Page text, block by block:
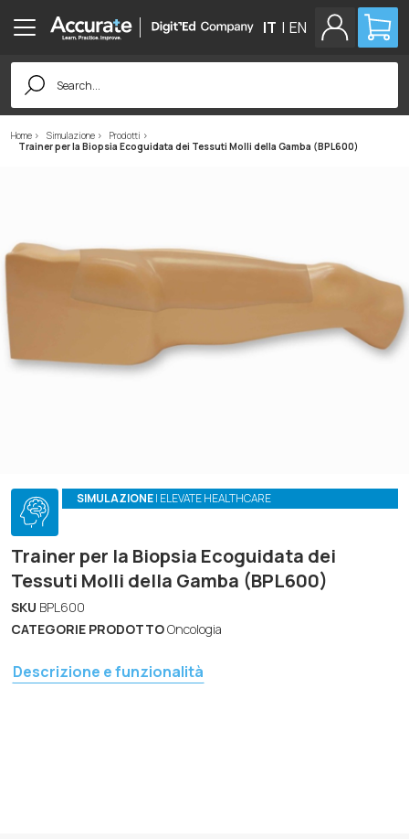
IT | EN
Search
for:
Home Simulazione
Prodotti
Trainer per la Biopsia Ecoguidata dei Tessuti Molli della Gamba (BPL600)
SIMULAZIONE| ELEVATE HEALTHCARE
Trainer per la Biopsia Ecoguidata dei
Tessuti Molli della Gamba (BPL600)
SKU BPL600
CATEGORIE PRODOTTOOncologia
Descrizione e funzionalità